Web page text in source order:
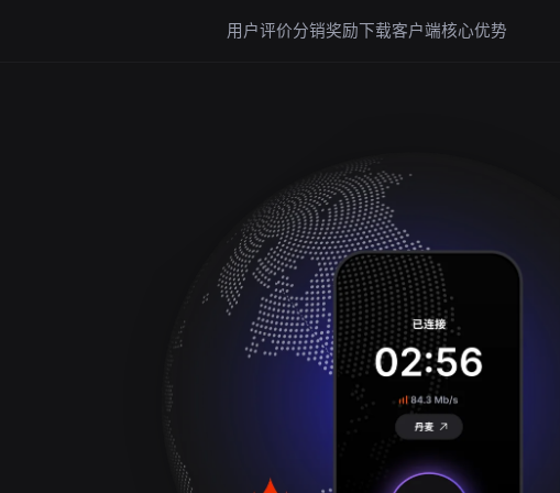
用户评价分销奖励下载客户端核心优势